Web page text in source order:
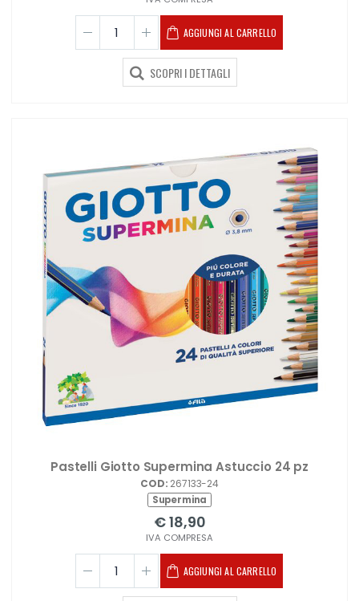
AGGIUNGI AL CARRELLO
SCOPRI I DETTAGLI
Pastelli Giotto Supermina Astuccio 24 pz
COD: 267133-24
Supermina
€ 18,90
IVA COMPRESA
AGGIUNGI AL CARRELLO